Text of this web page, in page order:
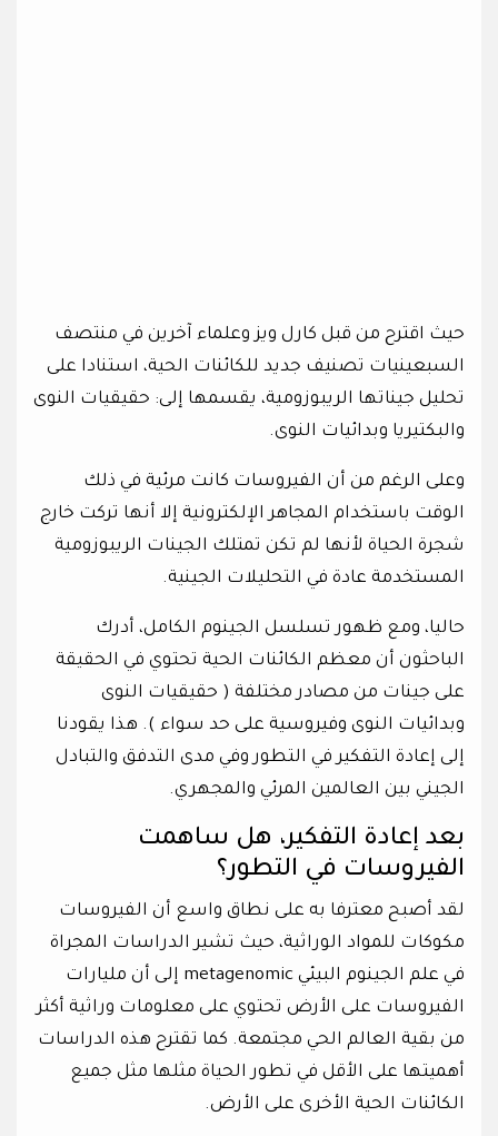
حيث اقترح من قبل كارل ويز وعلماء آخرين في منتصف
السبعينيات تصنيف جديد للكائنات الحية، استنادا على
تحليل جيناتها الريبوزومية، يقسمها إلى: حقيقيات النوى
والبكتيريا وبدائيات النوى.
وعلى الرغم من أن الفيروسات كانت مرئية في ذلك
الوقت باستخدام المجاهر الإلكترونية إلا أنها تركت خارج
شجرة الحياة لأنها لم تكن تمتلك الجينات الريبوزومية
المستخدمة عادة في التحليلات الجينية.
حاليا، ومع ظهور تسلسل الجينوم الكامل، أدرك
الباحثون أن معظم الكائنات الحية تحتوي في الحقيقة
على جينات من مصادر مختلفة ( حقيقيات النوى
وبدائيات النوى وفيروسية على حد سواء ). هذا يقودنا
إلى إعادة التفكير في التطور وفي مدى التدفق والتبادل
الجيني بين العالمين المرئي والمجهري.
بعد إعادة التفكير، هل ساهمت
الفيروسات في التطور؟
لقد أصبح معترفا به على نطاق واسع أن الفيروسات
مكوكات للمواد الوراثية، حيث تشير الدراسات المجراة
في علم الجينوم البيئي metagenomic إلى أن مليارات
الفيروسات على الأرض تحتوي على معلومات وراثية أكثر
من بقية العالم الحي مجتمعة. كما تقترح هذه الدراسات
أهميتها على الأقل في تطور الحياة مثلها مثل جميع
الكائنات الحية الأخرى على الأرض.